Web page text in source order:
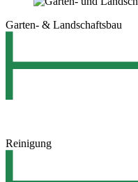
Garten- & Landschaftsbau
Reinigung